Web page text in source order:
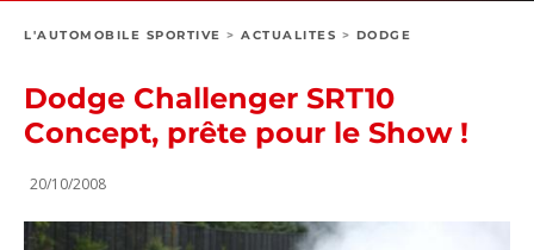
L'AUTOMOBILE SPORTIVE > ACTUALITES > DODGE
Dodge Challenger SRT10
Concept, prête pour le Show !
20/10/2008